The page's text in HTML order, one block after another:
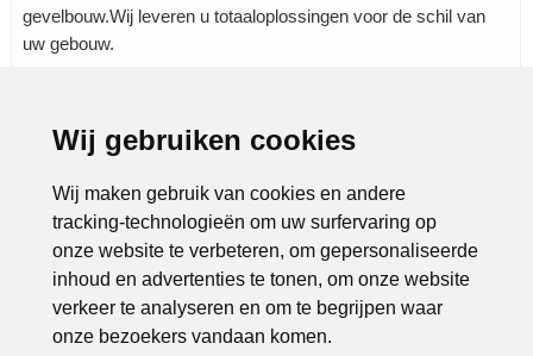
Wij gebruiken cookies
Wij maken gebruik van cookies en andere
tracking-technologieën om uw surfervaring op
onze website te verbeteren, om gepersonaliseerde
inhoud en advertenties te tonen, om onze website
verkeer te analyseren en om te begrijpen waar
onze bezoekers vandaan komen.
gevelbouw.Wij leveren u totaaloplossingen voor de schil van
uw gebouw.